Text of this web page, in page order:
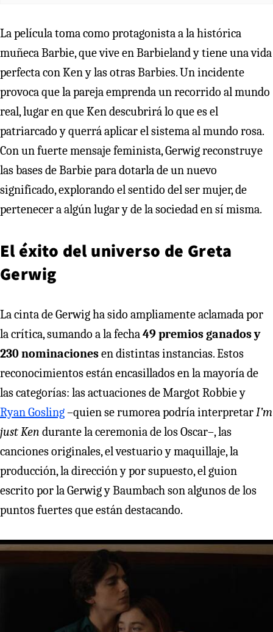
La película toma como protagonista a la histórica
muñeca Barbie, que vive en Barbieland y tiene una vida
perfecta con Ken y las otras Barbies. Un incidente
provoca que la pareja emprenda un recorrido al mundo
real, lugar en que Ken descubrirá lo que es el
patriarcado y querrá aplicar el sistema al mundo rosa.
Con un fuerte mensaje feminista, Gerwig reconstruye
las bases de Barbie para dotarla de un nuevo
significado, explorando el sentido del ser mujer, de
pertenecer a algún lugar y de la sociedad en sí misma.
El éxito del universo de Greta
Gerwig
La cinta de Gerwig ha sido ampliamente aclamada por
la crítica, sumando a la fecha 49 premios ganados y
230 nominacionesen distintas instancias. Estos
reconocimientos están encasillados en la mayoría de
las categorías: las actuaciones de Margot Robbie y
Ryan Gosling–quien se rumorea podría interpretar I’m
just Ken durante la ceremonia de los Oscar–, las
canciones originales, el vestuario y maquillaje, la
producción, la dirección y por supuesto, el guion
escrito por la Gerwig y Baumbach son algunos de los
puntos fuertes que están destacando.